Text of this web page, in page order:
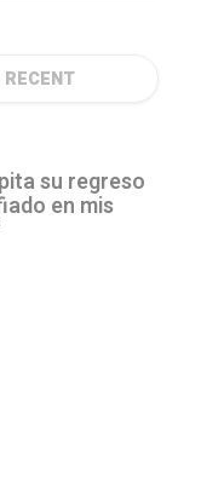
RECENT
su regreso
en mis